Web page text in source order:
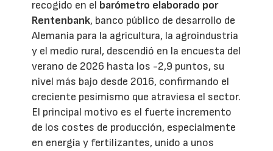
recogido en el barómetro elaborado por
Rentenbank, banco público de desarrollo de
Alemania para la agricultura, la agroindustria
y el medio rural, descendió en la encuesta del
verano de 2026 hasta los -2,9 puntos, su
nivel más bajo desde 2016, confirmando el
creciente pesimismo que atraviesa el sector.
El principal motivo es el fuerte incremento
de los costes de producción, especialmente
en energía y fertilizantes, unido a unos